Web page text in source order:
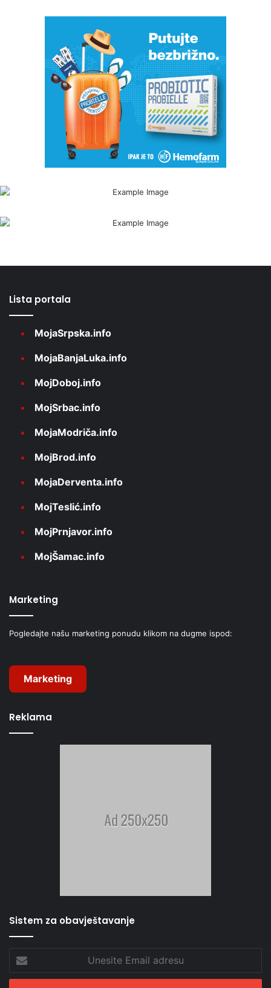
Lista portala
MojaSrpska.info
MojaBanjaLuka.info
MojDoboj.info
MojSrbac.info
MojaModriča.info
MojBrod.info
MojaDerventa.info
MojTeslić.info
MojPrnjavor.info
MojŠamac.info
Marketing
Pogledajte našu marketing ponudu klikom na dugme ispod:
Marketing
Reklama
Sistem za obavještavanje
Email
adresu